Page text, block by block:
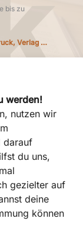
werden!
nutzen wir
darauf
du uns,
gezielter auf
deine
können
bis zu
Verlag …
des KI-
auf maximal
unabhängig
Flat angefragt
mit Hilfe von